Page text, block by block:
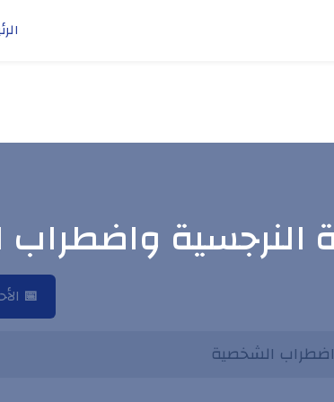
النرجسية
📅 الأحد، ٩
الشخصية